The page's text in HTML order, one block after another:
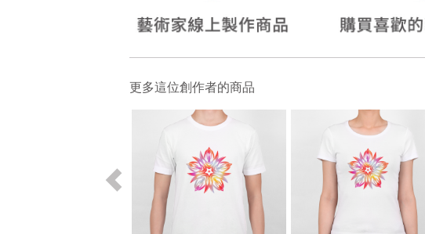
更多這位創作者的商品